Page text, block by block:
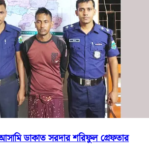
ডাকাত সরদার শরিফুল গ্রেফতার